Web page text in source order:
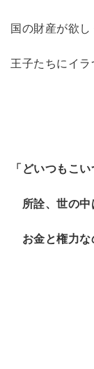
国の財産が欲
王子たちにイラ
「どいつもこい
所詮、世の中
お金と権力な